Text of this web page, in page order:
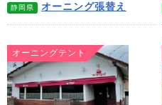
静岡県 オーニング張替え
オーニングテント